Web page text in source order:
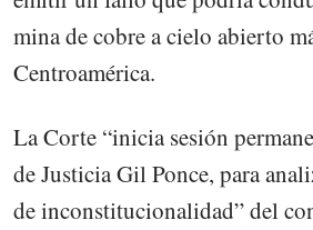
mina de cobre a cielo abierto
Centroamérica.
La Corte “inicia sesión
de Justicia Gil Ponce, para
de inconstitucionalidad” del